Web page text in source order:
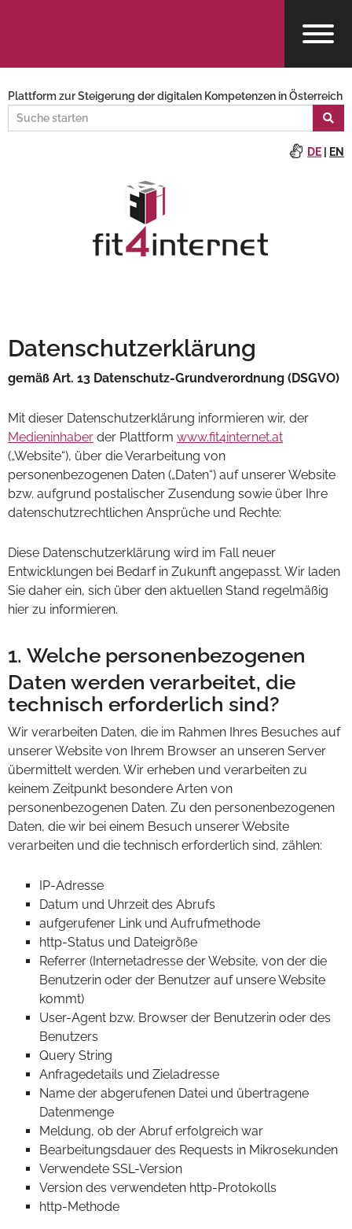
Plattform zur Steigerung der digitalen Kompetenzen in Österreich
DE EN
Datenschutzerklärung
gemäß Art. 13 Datenschutz-Grundverordnung (DSGVO)
Mit dieser Datenschutzerklärung informieren wir, der
Medieninhaber der Plattform www.fit4internet.at
(„Website“), über die Verarbeitung von
personenbezogenen Daten („Daten“) auf unserer Website
bzw. aufgrund postalischer Zusendung sowie über Ihre
datenschutzrechtlichen Ansprüche und Rechte:
Diese Datenschutzerklärung wird im Fall neuer
Entwicklungen bei Bedarf in Zukunft angepasst. Wir laden
Sie daher ein, sich über den aktuellen Stand regelmäßig
hier zu informieren.
1. Welche personenbezogenen
Daten werden verarbeitet, die
technisch erforderlich sind?
Wir verarbeiten Daten, die im Rahmen Ihres Besuches auf
unserer Website von Ihrem Browser an unseren Server
übermittelt werden. Wir erheben und verarbeiten zu
keinem Zeitpunkt besondere Arten von
personenbezogenen Daten. Zu den personenbezogenen
Daten, die wir bei einem Besuch unserer Website
verarbeiten und die technisch erforderlich sind, zählen:
IP-Adresse
Datum und Uhrzeit des Abrufs
aufgerufener Link und Aufrufmethode
http-Status und Dateigröße
Referrer (Internetadresse der Website, von der die
Benutzerin oder der Benutzer auf unsere Website
kommt)
User-Agent bzw. Browser der Benutzerin oder des
Benutzers
Query String
Anfragedetails und Zieladresse
Name der abgerufenen Datei und übertragene
Datenmenge
Meldung, ob der Abruf erfolgreich war
Bearbeitungsdauer des Requests in Mikrosekunden
Verwendete SSL-Version
Version des verwendeten http-Protokolls
http-Methode